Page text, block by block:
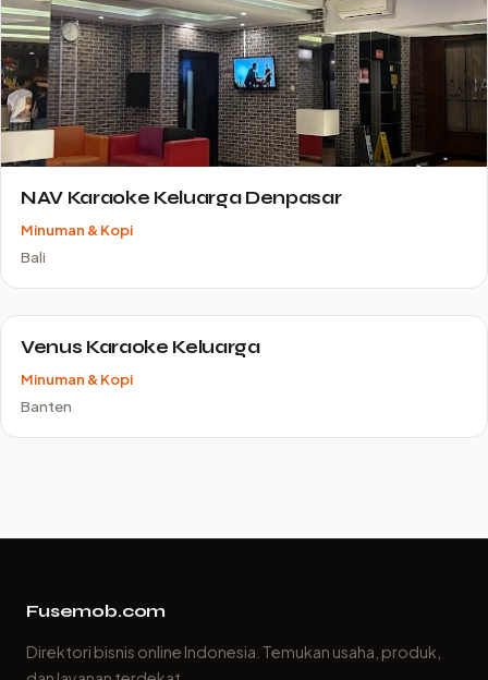
NAV Karaoke Keluarga Denpasar
Minuman & Kopi
Bali
Venus Karaoke Keluarga
Minuman & Kopi
Banten
Fusemob.com
Direktori bisnis online Indonesia. Temukan usaha, produk,